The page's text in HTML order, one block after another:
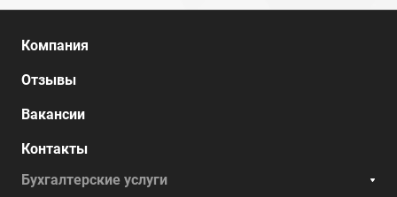
Компания
Отзывы
Вакансии
Контакты
Бухгалтерские услуги